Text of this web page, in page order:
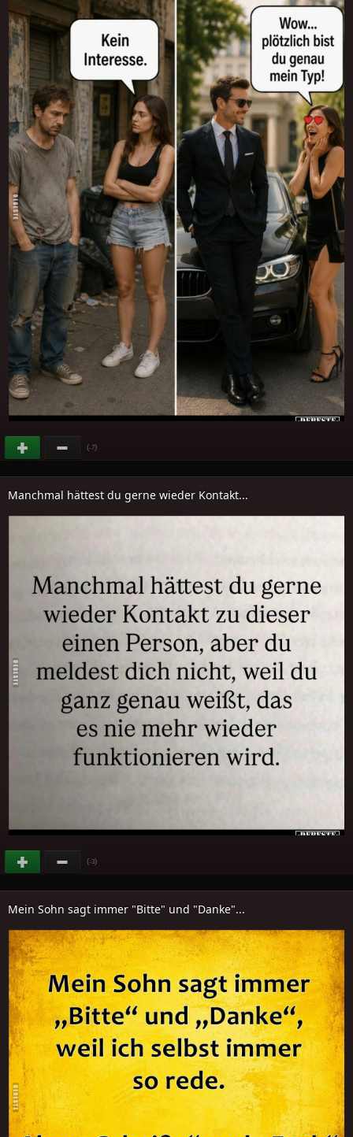
(-7)
Manchmal hättest du gerne wieder Kontakt...
(-3)
Mein Sohn sagt immer "Bitte" und "Danke"...